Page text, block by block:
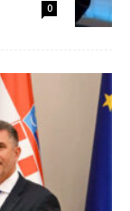
0